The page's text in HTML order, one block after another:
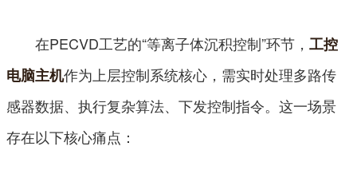
在PECVD工艺的“等离子体沉积控制”环节，工控
电脑主机作为上层控制系统核心，需实时处理多路传
感器数据、执行复杂算法、下发控制指令。这一场景
存在以下核心痛点：